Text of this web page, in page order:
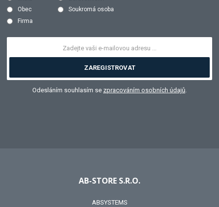
Obec
Soukromá osoba
Firma
ZAREGISTROVAT
Odesláním souhlasím se zpracováním osobních údajů.
AB-STORE S.R.O.
ABSYSTEMS